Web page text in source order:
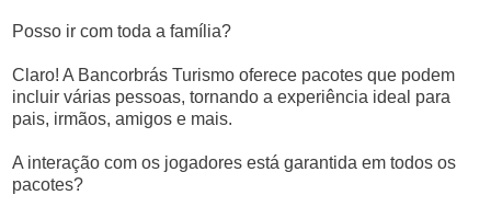
Posso ir com toda a família?
Claro! A Bancorbrás Turismo oferece pacotes que podem
incluir várias pessoas, tornando a experiência ideal para
pais, irmãos, amigos e mais.
A interação com os jogadores está garantida em todos os
pacotes?